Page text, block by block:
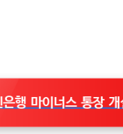
행 마이너스 통장 개